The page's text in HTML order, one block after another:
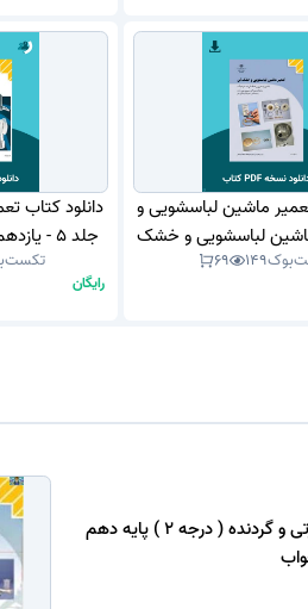
ماشین لباسشویی و
لباسشویی و خشک
149
69
دانلود کتاب
رایگان
آزمون سوالات تستی درس تعمیر لوازم خانگی حرارتی و گردنده ( درجه 2 ) پایه دهم